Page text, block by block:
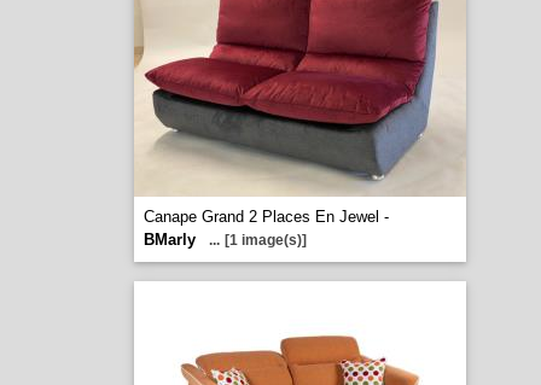
Canape Grand 2 Places En Jewel -
BMarly
... [1 image(s)]